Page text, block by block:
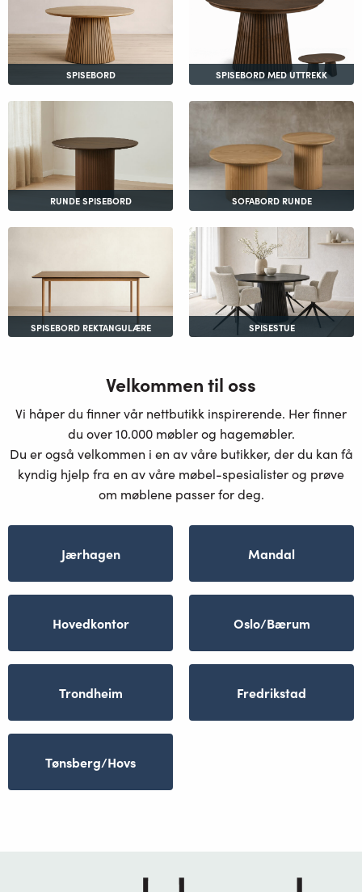
SPISEBORD SPISEBORD MED UTTREKK
RUNDE SPISEBORD SOFABORD RUNDE
SPISEBORD REKTANGULÆRE SPISESTUE
Velkommen til oss
Vi håper du finner vår nettbutikk inspirerende. Her finner
du over 10.000 møbler og hagemøbler.
Du er også velkommen i en av våre butikker, der du kan få
kyndig hjelp fra en av våre møbel-spesialister og prøve
om møblene passer for deg.
Jærhagen Mandal
Hovedkontor Oslo/Bærum
Trondheim Fredrikstad
Tønsberg/Hovs